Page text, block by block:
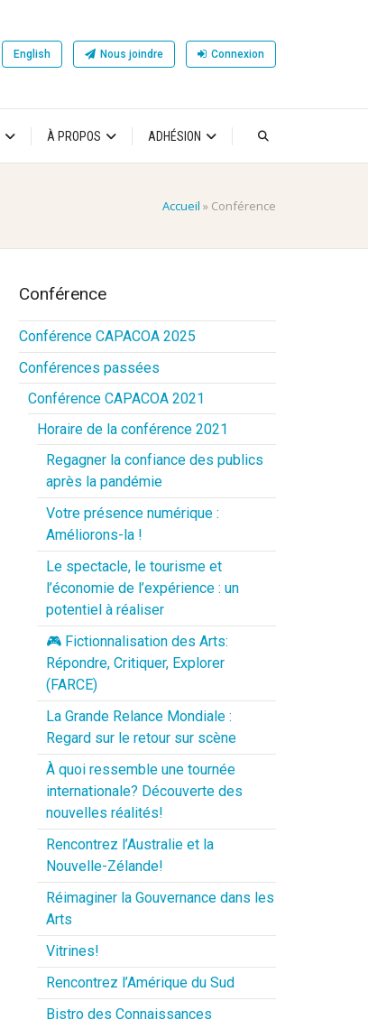
English Nous joindre Connexion
À PROPOS ADHÉSION
Accueil » Conférence
Conférence
Conférence CAPACOA 2025
Conférences passées
Conférence CAPACOA 2021
Horaire de la conférence 2021
Regagner la confiance des publics
après la pandémie
Votre présence numérique :
Améliorons-la !
Le spectacle, le tourisme et
l’économie de l’expérience : un
potentiel à réaliser
🎮 Fictionnalisation des Arts:
Répondre, Critiquer, Explorer
(FARCE)
La Grande Relance Mondiale :
Regard sur le retour sur scène
À quoi ressemble une tournée
internationale? Découverte des
nouvelles réalités!
Rencontrez l’Australie et la
Nouvelle-Zélande!
Réimaginer la Gouvernance dans les
Arts
Vitrines!
Rencontrez l’Amérique du Sud
Bistro des Connaissances